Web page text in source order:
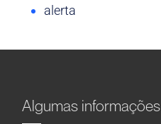
alerta
Algumas informações